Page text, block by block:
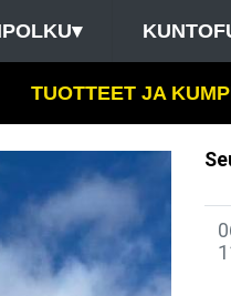
▾
TUOTTEET JA